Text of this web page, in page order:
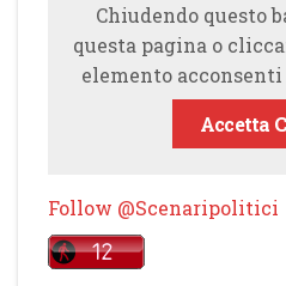
Chiudendo questo
questa pagina o
elemento acconsenti
Accetta
Follow @Scenaripolitici